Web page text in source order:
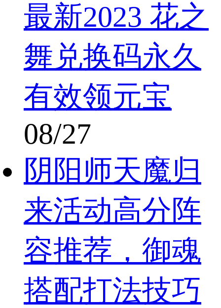
最新2023 花之
舞兑换码永久
有效领元宝
08/27
阴阳师天魔归
来活动高分阵
容推荐，御魂
搭配打法技巧